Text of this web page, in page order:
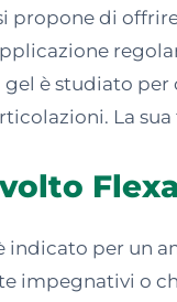
propone di
gel è studiato
La
indicato per un
impegnativi o